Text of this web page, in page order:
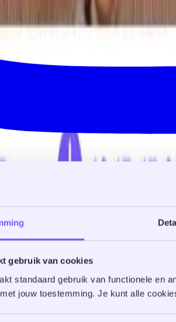
gebruik van cookies
standaard gebruik van functionele en
jouw toestemming. Je kunt alle